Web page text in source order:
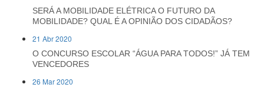
SERÁ A MOBILIDADE ELÉTRICA O FUTURO DA
MOBILIDADE? QUAL É A OPINIÃO DOS CIDADÃOS?
21 Abr 2020
O CONCURSO ESCOLAR “ÁGUA PARA TODOS!” JÁ TEM
VENCEDORES
26 Mar 2020